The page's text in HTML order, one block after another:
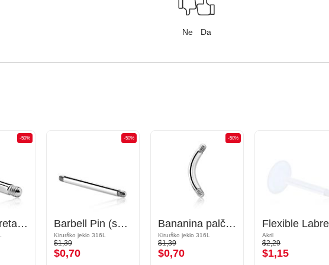
Ne Da
-50%
Palčka labreta (kirurško jeklo, srebrna, sijoč zaključek)
-50%
Barbell Pin (surgical steel, silver, shiny finish)
Kirurško jeklo 316L
$1,39
$0,70
-50%
Bananina palčka
Kirurško jeklo 316L
$1,39
$0,70
Akril
$2,29
$1,15